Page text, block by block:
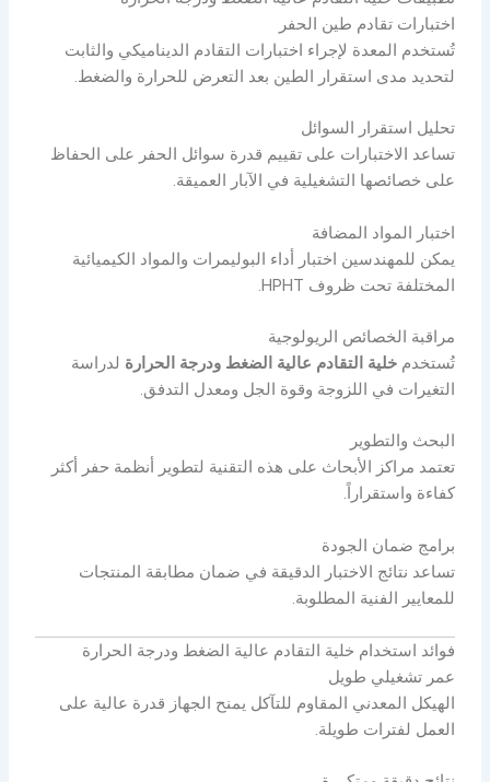
اختبارات تقادم طين الحفر
تُستخدم المعدة لإجراء اختبارات التقادم الديناميكي والثابت
لتحديد مدى استقرار الطين بعد التعرض للحرارة والضغط.
تحليل استقرار السوائل
تساعد الاختبارات على تقييم قدرة سوائل الحفر على الحفاظ
على خصائصها التشغيلية في الآبار العميقة.
اختبار المواد المضافة
يمكن للمهندسين اختبار أداء البوليمرات والمواد الكيميائية
المختلفة تحت ظروف HPHT.
مراقبة الخصائص الريولوجية
تُستخدمخلية التقادم عالية الضغط ودرجة الحرارة لدراسة
التغيرات في اللزوجة وقوة الجل ومعدل التدفق.
البحث والتطوير
تعتمد مراكز الأبحاث على هذه التقنية لتطوير أنظمة حفر أكثر
كفاءة واستقراراً.
برامج ضمان الجودة
تساعد نتائج الاختبار الدقيقة في ضمان مطابقة المنتجات
للمعايير الفنية المطلوبة.
فوائد استخدام خلية التقادم عالية الضغط ودرجة الحرارة
عمر تشغيلي طويل
الهيكل المعدني المقاوم للتآكل يمنح الجهاز قدرة عالية على
العمل لفترات طويلة.